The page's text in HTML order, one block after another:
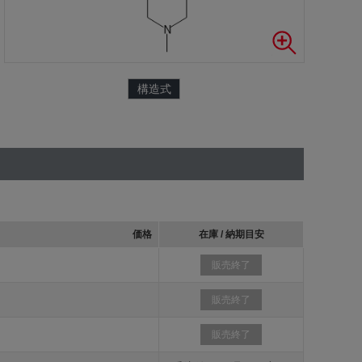
構造式
価格 在庫 / 納期目安
販売終了
販売終了
販売終了